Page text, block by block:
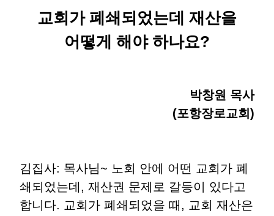
교회가 폐쇄되었는데 재산을
어떻게 해야 하나요?
박창원 목사
(포항장로교회)
김집사: 목사님~ 노회 안에 어떤 교회가 폐
쇄되었는데 , 재산권 문제로 갈등이 있다고
합니다. 교회가 폐쇄되었을 때 , 교회 재산은